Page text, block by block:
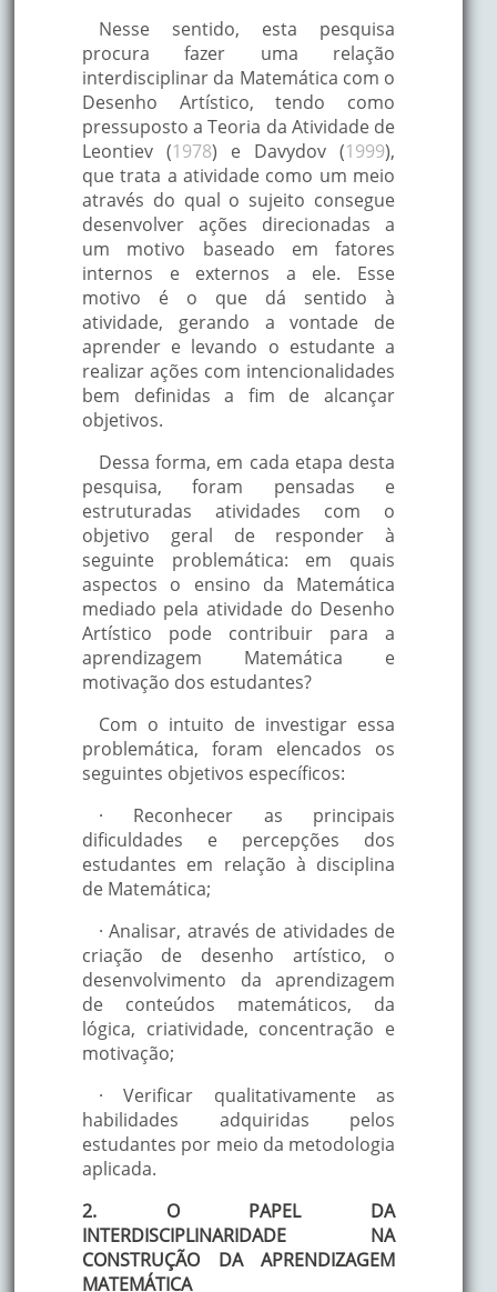
Nesse sentido, esta pesquisa
procura fazer uma relação
interdisciplinar da Matemática com o
Desenho Artístico, tendo como
pressuposto a Teoria da Atividade de
Leontiev (1978) e Davydov (1999),
que trata a atividade como um meio
através do qual o sujeito consegue
desenvolver ações direcionadas a
um motivo baseado em fatores
internos e externos a ele. Esse
motivo é o que dá sentido à
atividade, gerando a vontade de
aprender e levando o estudante a
realizar ações com intencionalidades
bem definidas a fim de alcançar
objetivos.
Dessa forma, em cada etapa desta
pesquisa, foram pensadas e
estruturadas atividades com o
objetivo geral de responder à
seguinte problemática: em quais
aspectos o ensino da Matemática
mediado pela atividade do Desenho
Artístico pode contribuir para a
aprendizagem Matemática e
motivação dos estudantes?
Com o intuito de investigar essa
problemática, foram elencados os
seguintes objetivos específicos:
· Reconhecer as principais
dificuldades e percepções dos
estudantes em relação à disciplina
de Matemática;
· Analisar, através de atividades de
criação de desenho artístico, o
desenvolvimento da aprendizagem
de conteúdos matemáticos, da
lógica, criatividade, concentração e
motivação;
· Verificar qualitativamente as
habilidades adquiridas pelos
estudantes por meio da metodologia
aplicada.
2. O PAPEL DA
INTERDISCIPLINARIDADE NA
CONSTRUÇÃO DA APRENDIZAGEM
MATEMÁTICA